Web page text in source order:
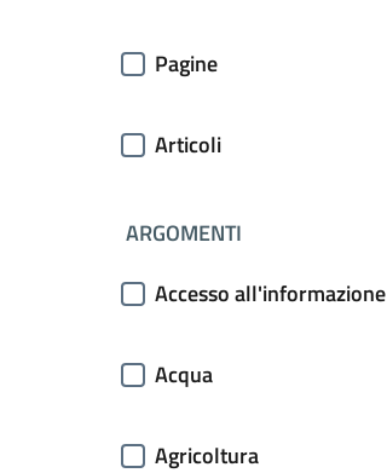
Pagine
Articoli
ARGOMENTI
Accesso all'informazione
Acqua
Agricoltura